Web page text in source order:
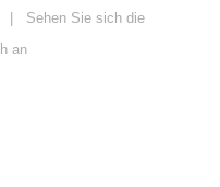
| Sehen Sie sich die
an